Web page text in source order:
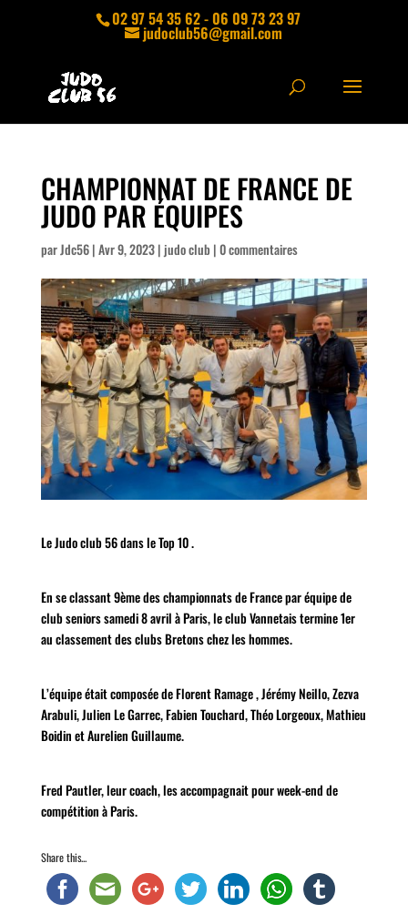
02 97 54 35 62 - 06 09 73 23 97
judoclub56@gmail.com
CHAMPIONNAT DE FRANCE DE
JUDO PAR ÉQUIPES
parJdc56|Avr 9, 2023| judo club |0 commentaires
Le Judo club 56 dans le Top 10 .
En se classant 9ème des championnats de France par équipe de
club seniors samedi 8 avril à Paris, le club Vannetais termine 1er
au classement des clubs Bretons chez les hommes.
L’équipe était composée de Florent Ramage , Jérémy Neillo, Zezva
Arabuli, Julien Le Garrec, Fabien Touchard, Théo Lorgeoux, Mathieu
Boidin et Aurelien Guillaume.
Fred Pautler, leur coach, les accompagnait pour week-end de
compétition à Paris.
Share this...